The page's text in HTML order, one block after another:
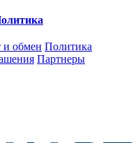
и обмен Политика
Партнеры